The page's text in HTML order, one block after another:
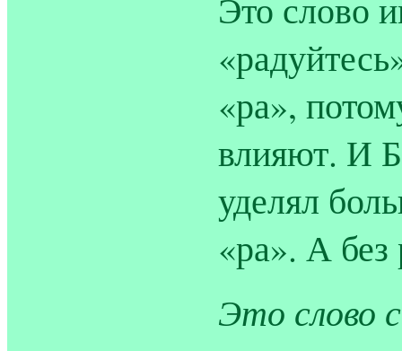
«ра»,
влияют. И
уделял
«ра». А
Это слово